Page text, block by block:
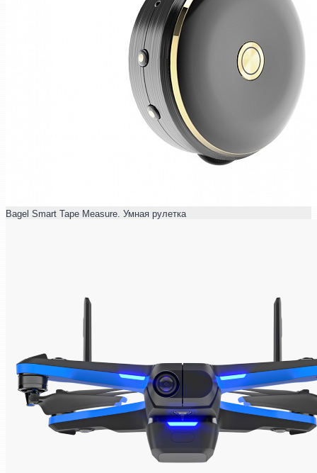
Bagel Smart Tape Measure. Умная рулетка